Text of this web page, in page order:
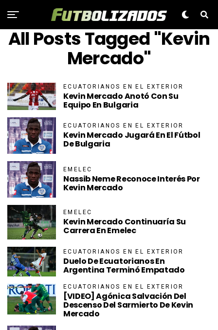
All Posts Tagged "Kevin
Mercado"
ECUATORIANOS EN EL EXTERIOR
Kevin Mercado Anotó Con Su
Equipo En Bulgaria
ECUATORIANOS EN EL EXTERIOR
Kevin Mercado Jugará En El Fútbol
De Bulgaria
EMELEC
Nassib Neme Reconoce Interés Por
Kevin Mercado
EMELEC
Kevin Mercado Continuaría Su
Carrera En Emelec
ECUATORIANOS EN EL EXTERIOR
Duelo De Ecuatorianos En
Argentina Terminó Empatado
ECUATORIANOS EN EL EXTERIOR
[VIDEO] Agónica Salvación Del
Descenso Del Sarmierto De Kevin
Mercado